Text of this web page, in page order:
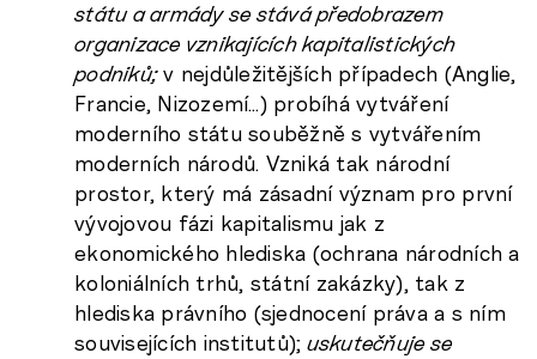
státu a armády se stává předobrazem
organizace vznikajících kapitalistických
podniků;v nejdůležitějších případech (Anglie,
Francie, Nizozemí…) probíhá vytváření
moderního státu souběžně s vytvářením
moderních národů. Vzniká tak národní
prostor, který má zásadní význam pro první
vývojovou fázi kapitalismu jak z
ekonomického hlediska (ochrana národních a
koloniálních trhů, státní zakázky), tak z
hlediska právního (sjednocení práva a s ním
souvisejících institutů); uskutečňuje se